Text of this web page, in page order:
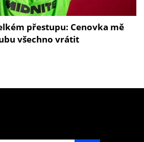
přestupu: Cenovka mě
všechno vrátit